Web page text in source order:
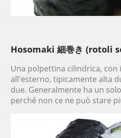
Hosomaki 細巻き (rotoli
Una polpettina cilindrica, con
all'esterno, tipicamente alta
due. Generalmente ha un
perché non ce ne può stare